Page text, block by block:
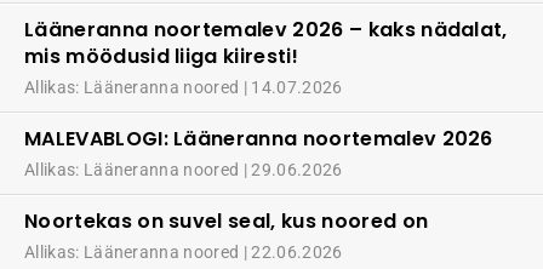
Lääneranna noortemalev 2026 – kaks nädalat,
mis möödusid liiga kiiresti!
Allikas: Lääneranna noored 14.07.2026
MALEVABLOGI: Lääneranna noortemalev 2026
Allikas: Lääneranna noored 29.06.2026
Noortekas on suvel seal, kus noored on
Allikas: Lääneranna noored 22.06.2026